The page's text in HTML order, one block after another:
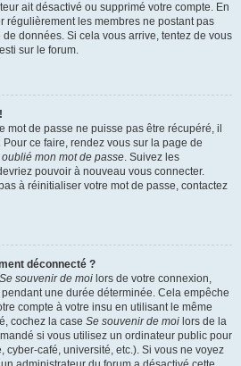
ait désactivé ou supprimé votre compte. En
régulièrement les membres ne postant pas
données. Si cela vous arrive, tentez de vous
sur le forum.
mot de passe ne puisse pas être récupéré, il
ce faire, rendez vous sur la page de
oublié mon mot de passe. Suivez les
pouvoir à nouveau vous connecter.
à réinitialiser votre mot de passe, contactez
déconnecté ?
Se souvenir de moi lors de votre connexion,
une durée déterminée. Cela empêche
compte à votre insu en utilisant le même
cochez la case Se souvenir de moi lors de la
si vous utilisez un ordinateur public pour
cyber-café, université, etc.). Si vous ne voyez